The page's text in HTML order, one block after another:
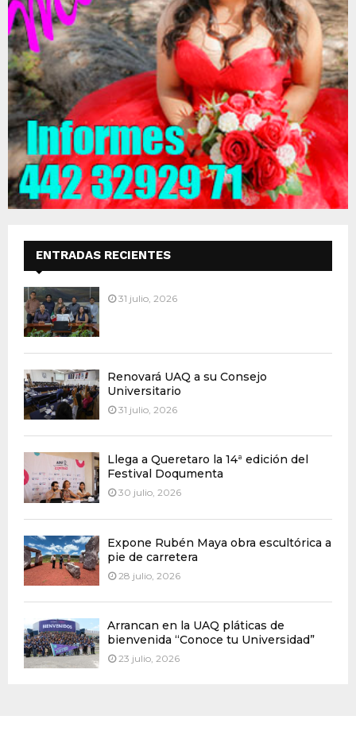
ENTRADAS RECIENTES
31 julio, 2026
Renovará UAQ a su Consejo
Universitario
31 julio, 2026
Llega a Queretaro la 14ª edición del
Festival Doqumenta
30 julio, 2026
Expone Rubén Maya obra escultórica a
pie de carretera
28 julio, 2026
Arrancan en la UAQ pláticas de
bienvenida “Conoce tu Universidad”
23 julio, 2026